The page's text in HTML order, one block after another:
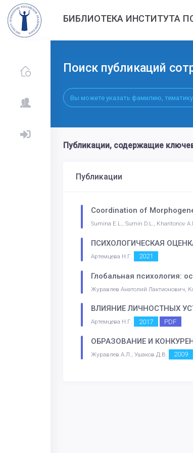
БИБЛИОТЕКА ИНСТИТУТА
Поиск публикаций
Публикации, содержащие
Публикации
Coordination of
Sumina E.L., Sumin D.L., Kharitonov
ПСИХОЛОГИЧЕСКАЯ
Артемцева Н.Г. 2021
Глобальная психология:
Журавлев Анатолий Лактионович,
ВЛИЯНИЕ ЛИЧНОСТНЫХ
Артемцева Н.Г. 2017 PDF
ОБРАЗОВАНИЕ И
Журавлев А.Л., Ушаков Д.В. 2009